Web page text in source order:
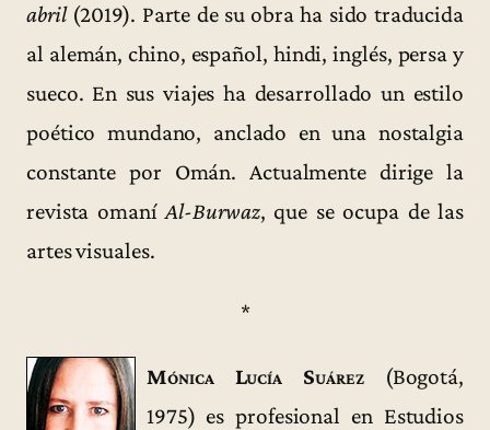
abril(2019). Parte de su obra ha sido traducida
al alemán, chino, español, hindi, inglés, persa y
sueco. En sus viajes ha desarrollado un estilo
poético mundano, anclado en una nostalgia
constante por Omán. Actualmente dirige la
revista omaníAl-Burwaz, que se ocupa de las
artes visuales.
*
Mónica Lucía Suárez(Bogotá,
1975) es profesional en Estudios